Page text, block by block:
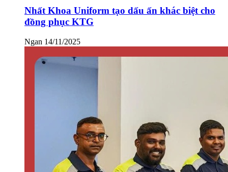
Nhất Khoa Uniform tạo dấu ấn khác biệt cho
đồng phục KTG
Ngan 14/11/2025